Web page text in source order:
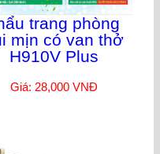
trang phòng
mịn có van thở
H910V Plus
Giá: 28,000 VNĐ